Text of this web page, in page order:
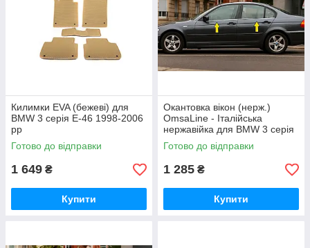
Килимки EVA (бежеві) для
BMW 3 серія E-46 1998-2006
рр
Готово до відправки
1 649 ₴
Купити
Окантовка вікон (нерж.)
OmsaLine - Італійська
нержавійка для BMW 3 серія
E-46 1998-2006 рр
Готово до відправки
1 285 ₴
Купити